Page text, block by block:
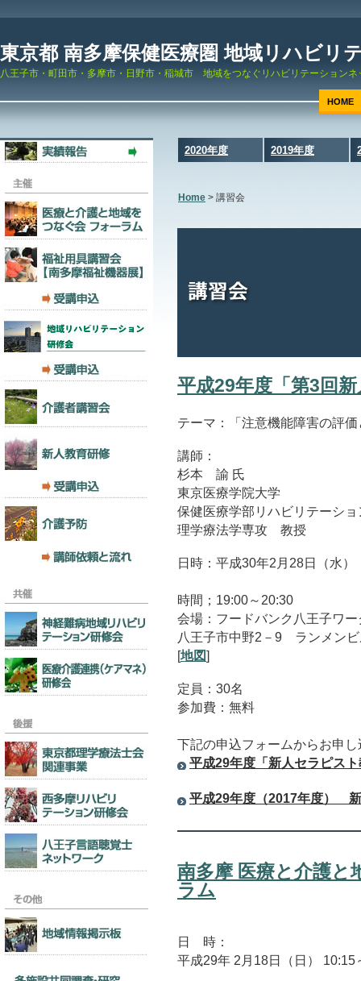
東京都 南多摩保健医療圏 地域リハビリ
八王子市・町田市・多摩市・日野市・稲城市 地域をつなぐリハビリテーションネ
HOME
2020年度 2019年度
Home > 講習会
平成29年度「第3回
テーマ：「注意機能障害の評
講師：
杉本 諭 氏
東京医療学院大学
保健医療学部リハビリテーショ
理学療法学専攻 教授
日時：平成30年2月28日（水）
時間；19:00～20:30
会場：フードバンク八王子ワー
八王子市中野2－9 ランメン
[地図]
定員：30名
参加費：無料
下記の申込フォームからお申
平成29年度「新人セラピス
平成29年度（2017年度）
南多摩 医療と介護と
ラム
日 時：
平成29年 2月18日（日） 10:15